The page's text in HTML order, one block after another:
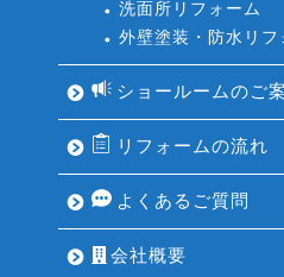
洗面所リフォーム
外壁塗装・防水リフ
ショールームのご
リフォームの流れ
よくあるご質問
会社概要